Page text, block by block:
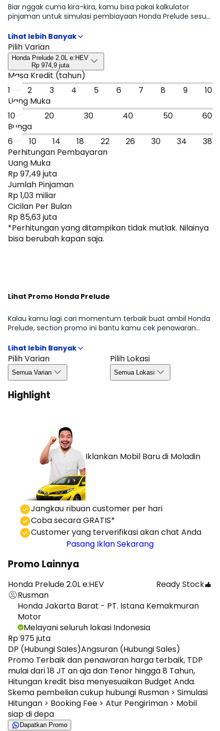
Biar nggak cuma kira-kira, kamu bisa pakai kalkulator
pinjaman untuk simulasi pembiayaan Honda Prelude sesuai
per bulan. Hasilnya bisa jadi patokan cepat untuk
menyaring tipe Honda Prelude 2.0L e:HEV yang paling
masuk budget, sebelum kamu lanjut ke promo atau
bandingkan dengan mobil sejenis.
Pilih Varian
Honda Prelude 2.0L e:HEV
Rp 974,9 juta
Masa Kredit (tahun)
1
2 3 4 5 6 7 8 9
10
Uang Muka
10
20 30 40 50
60
Bunga
6
10 14 18 22 26 30 34
38
Perhitungan Pembayaran
Uang Muka
Rp 97,49 juta
Jumlah Pinjaman
Rp 1,03 miliar
Cicilan Per Bulan
Rp 85,63 juta
*Perhitungan yang ditampikan tidak mutlak. Nilainya
bisa berubah kapan saja.
Lihat Promo Honda Prelude
Kalau kamu lagi cari momentum terbaik buat ambil Honda
Prelude, section promo ini bantu kamu cek penawaran
untuk pembelian, kemudahan kredit, hingga bonus yang
biasanya bergantung pada wilayah dan ketersediaan.
Dengan begitu, kamu bisa ambil keputusan lebih efisien
tanpa melewatkan peluang promo yang relevan di Agustus
2026.
Pilih Varian
Semua Varian
Pilih Lokasi
Semua Lokasi
Highlight
Iklankan Mobil Barudi Moladin
⁠Jangkau ribuan customer per hari
Coba secara GRATIS*
⁠⁠Customer yang terverifikasi akan chat Anda
Pasang Iklan Sekarang
Promo Lainnya
Honda Prelude 2.0L e:HEV
Ready Stock
Rusman
Honda Jakarta Barat - PT. Istana Kemakmuran
Motor
Melayani seluruh lokasi Indonesia
Rp 975 juta
DP (Hubungi Sales)Angsuran (Hubungi Sales)
Promo Terbaik dan penawaran harga terbaik, TDP
mulai dari 18 JT an aja dan Tenor hingga 8 Tahun,
Hitungan kredit bisa menyesuaikan Budget Anda.
Skema pembelian cukup hubungi Rusman > Simulasi
Hitungan > Booking Fee > Atur Pengiriman > Mobil
siap di depa
Dapatkan Promo